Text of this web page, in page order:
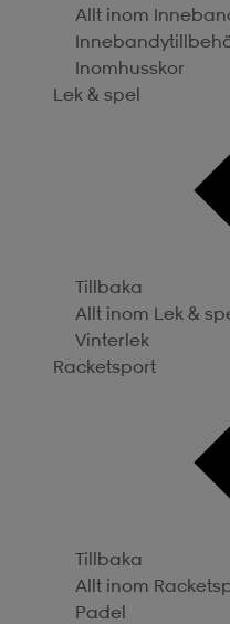
Allt inom
Inomhusskor
Lek & spel
Tillbaka
Allt inom Lek &
Vinterlek
Racketsport
Tillbaka
Allt inom
Padel